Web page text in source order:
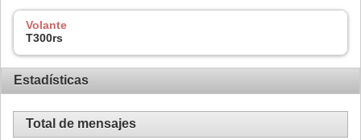
Volante
T300rs
Estadísticas
Total de mensajes